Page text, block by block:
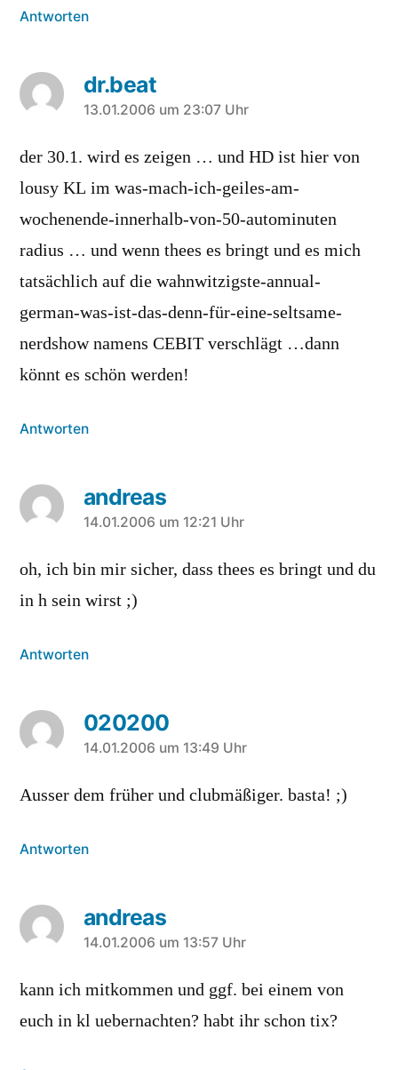
Antworten
dr.beat
sagt:
13.01.2006 um 23:07 Uhr
der 30.1. wird es zeigen … und HD ist hier von
lousy KL im was-mach-ich-geiles-am-
wochenende-innerhalb-von-50-autominuten
radius … und wenn thees es bringt und es mich
tatsächlich auf die wahnwitzigste-annual-
german-was-ist-das-denn-für-eine-seltsame-
nerdshow namens CEBIT verschlägt …dann
könnt es schön werden!
Antworten
andreas
sagt:
14.01.2006 um 12:21 Uhr
oh, ich bin mir sicher, dass thees es bringt und du
in h sein wirst ;)
Antworten
020200
sagt:
14.01.2006 um 13:49 Uhr
Ausser dem früher und clubmäßiger. basta! ;)
Antworten
andreas
sagt:
14.01.2006 um 13:57 Uhr
kann ich mitkommen und ggf. bei einem von
euch in kl uebernachten? habt ihr schon tix?